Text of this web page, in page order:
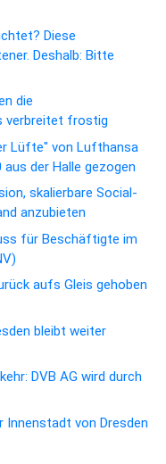
Diese
Deshalb: Bitte
die
verbreitet frostig
Lüfte" von Lufthansa
der Halle gezogen
skalierbare Social-
anzubieten
für Beschäftigte im
aufs Gleis gehoben
bleibt weiter
DVB AG wird durch
Innenstadt von Dresden